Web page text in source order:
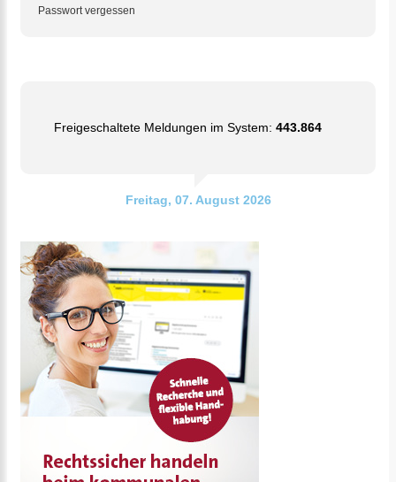
Passwort vergessen
Freigeschaltete Meldungen im System: 443.864
Freitag, 07. August 2026